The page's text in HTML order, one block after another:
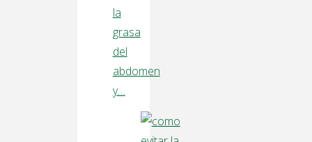
la
grasa
del
abdomen
y…